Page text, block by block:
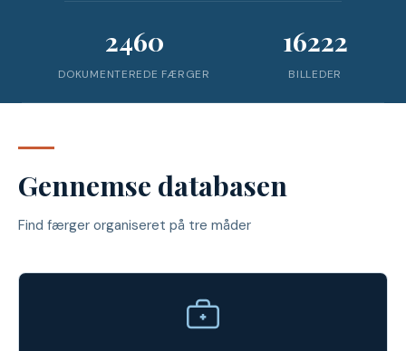
2460
DOKUMENTEREDE FÆRGER
16222
BILLEDER
Gennemse databasen
Find færger organiseret på tre måder